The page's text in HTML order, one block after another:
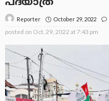
പദയാത്ര
Reporter October 29, 2022
posted on Oct. 29, 2022 at 7:43 pm